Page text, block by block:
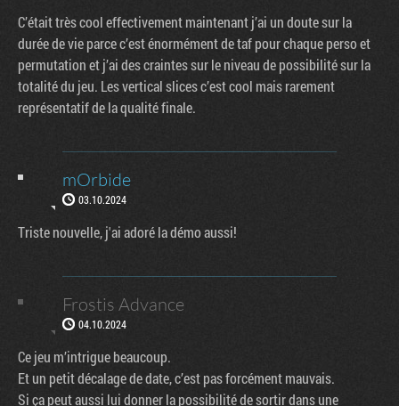
C’était très cool effectivement maintenant j’ai un doute sur la
durée de vie parce c’est énormément de taf pour chaque perso et
permutation et j’ai des craintes sur le niveau de possibilité sur la
totalité du jeu. Les vertical slices c’est cool mais rarement
représentatif de la qualité finale.
mOrbide
03.10.2024
Triste nouvelle, j'ai adoré la démo aussi!
Frostis Advance
04.10.2024
Ce jeu m’intrigue beaucoup.
Et un petit décalage de date, c’est pas forcément mauvais.
Si ça peut aussi lui donner la possibilité de sortir dans une